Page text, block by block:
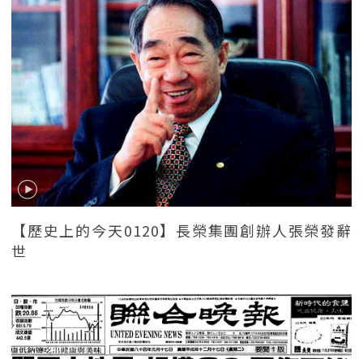
【歷史上的今天0120】長榮集團創辦人張榮發辭
世